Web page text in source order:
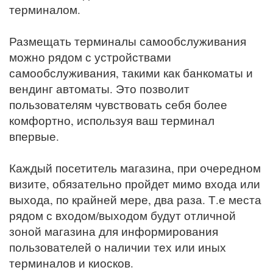
терминалом.
Размещать терминалы самообслуживания
можно рядом с устройствами
самообслуживания, такими как банкоматы и
вендинг автоматы. Это позволит
пользователям чувствовать себя более
комфортно, используя ваш терминал
впервые.
Каждый посетитель магазина, при очередном
визите, обязательно пройдет мимо входа или
выхода, по крайней мере, два раза. Т.е места
рядом с входом/выходом будут отличной
зоной магазина для информирования
пользователей о наличии тех или иных
терминалов и киосков.